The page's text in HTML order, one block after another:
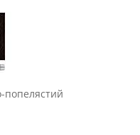
попелястий